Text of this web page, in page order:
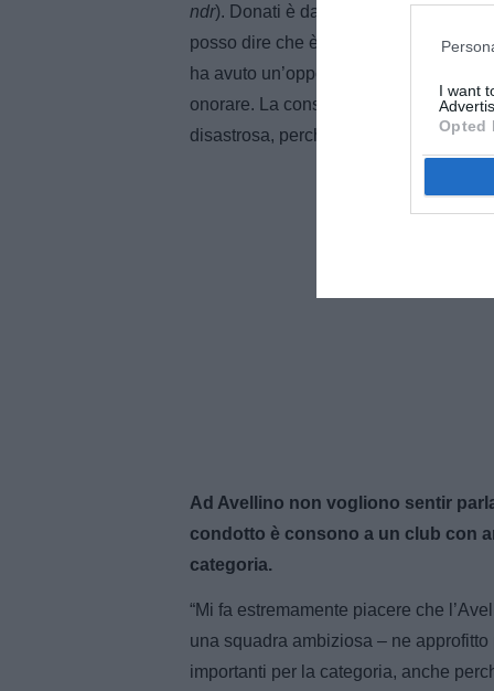
I want
Opted
ndr). Donati è da poco che allena, ma
posso dire che è un tecnico preparato
ha avuto un’opportunità molto
onorare. La consapevolezza dei
disastrosa, perché sul campo erano
Ad Avellino non vogliono sentir
condotto è consono a un club con
categoria.
“Mi fa estremamente piacere che
una squadra ambiziosa – ne
importanti per la categoria, anche